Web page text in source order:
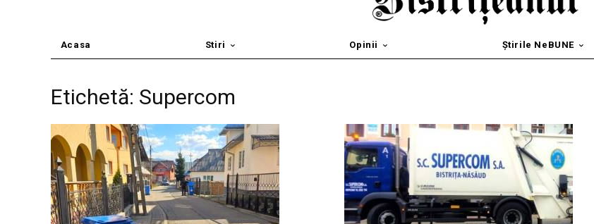
Acasa Stiri Opinii Știrile NeBUNE
Etichetă: Supercom